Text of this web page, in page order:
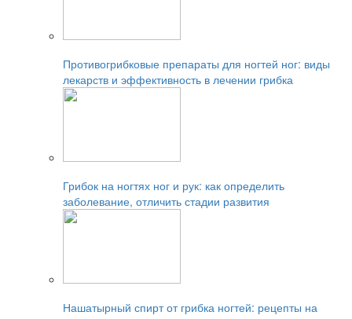
Противогрибковые препараты для ногтей ног: виды
лекарств и эффективность в лечении грибка
Грибок на ногтях ног и рук: как определить
заболевание, отличить стадии развития
Нашатырный спирт от грибка ногтей: рецепты на